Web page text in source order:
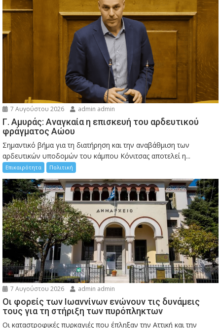
7 Αυγούστου 2026 admin admin
Γ. Αμυράς: Αναγκαία η επισκευή του αρδευτικού
φράγματος Αώου
Σημαντικό βήμα για τη διατήρηση και την αναβάθμιση των
αρδευτικών υποδομών του κάμπου Κόνιτσας αποτελεί η...
Επικαιρότητα Πολιτική
7 Αυγούστου 2026 admin admin
Οι φορείς των Ιωαννίνων ενώνουν τις δυνάμεις
τους για τη στήριξη των πυρόπληκτων
Οι καταστροφικές πυρκαγιές που έπληξαν την Αττική και την